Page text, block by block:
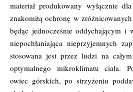
materiał produkowany wyłącznie
znakomitą ochronę w
będąc jednocześnie oddychającym i
niepochłaniająca nieprzyjemnych
stosowana jest przez ludzi na
optymalnego mikroklimatu ciała.
owiec górskich, po strzyżeniu